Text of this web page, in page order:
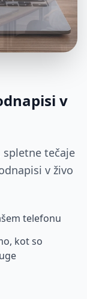
v
spletne tečaje
v živo
telefonu
kot so